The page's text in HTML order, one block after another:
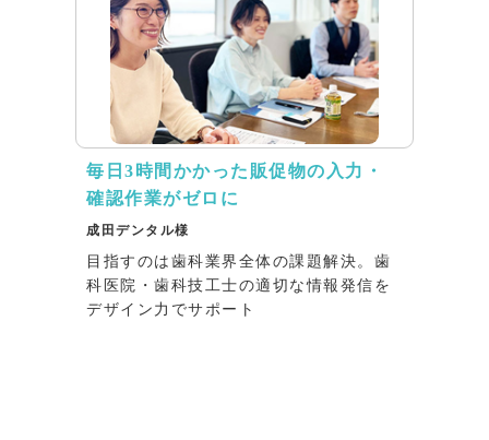
毎日3時間かかった販促物の入力・
確認作業がゼロに
成田デンタル様
目指すのは歯科業界全体の課題解決。歯
科医院・歯科技工士の適切な情報発信を
デザイン力でサポート